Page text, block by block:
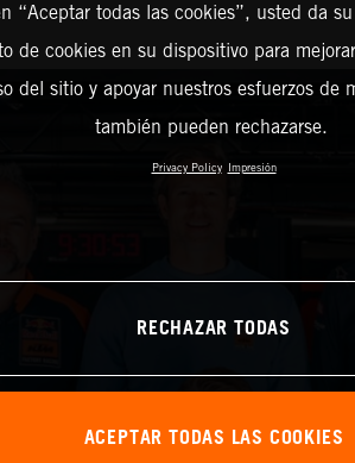
“Aceptar todas las cookies”, usted da
de cookies en su dispositivo para
del sitio y apoyar nuestros esfuerzos de
también pueden rechazarse.
Privacy Policy Impresión
RECHAZAR TODAS
ACEPTAR TODAS LAS COOKIES